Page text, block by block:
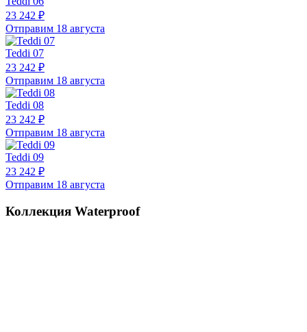
23 242 ₽
Отправим 18 августа
Teddi 07
23 242 ₽
Отправим 18 августа
Teddi 08
23 242 ₽
Отправим 18 августа
Teddi 09
23 242 ₽
Отправим 18 августа
Коллекция Waterproof